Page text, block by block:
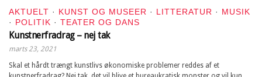
AKTUELT · KUNST OG MUSEER · LITTERATUR · MUSIK
· POLITIK · TEATER OG DANS
Kunstnerfradrag – nej tak
marts 23, 2021
Skal et hårdt trængt kunstlivs økonomiske problemer reddes af et